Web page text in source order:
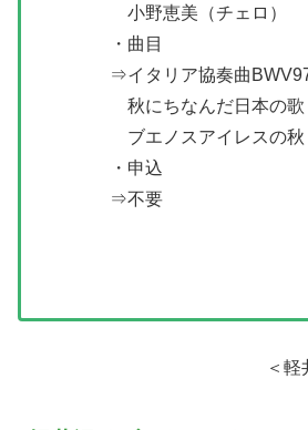
小野恵美（チェロ）
・曲目
⇒イタリア協奏曲
秋にちなんだ日本の歌
ブエノスアイレスの秋
・申込
⇒不要
＜軽